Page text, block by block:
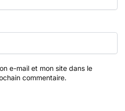
e-mail et mon site dans le
commentaire.